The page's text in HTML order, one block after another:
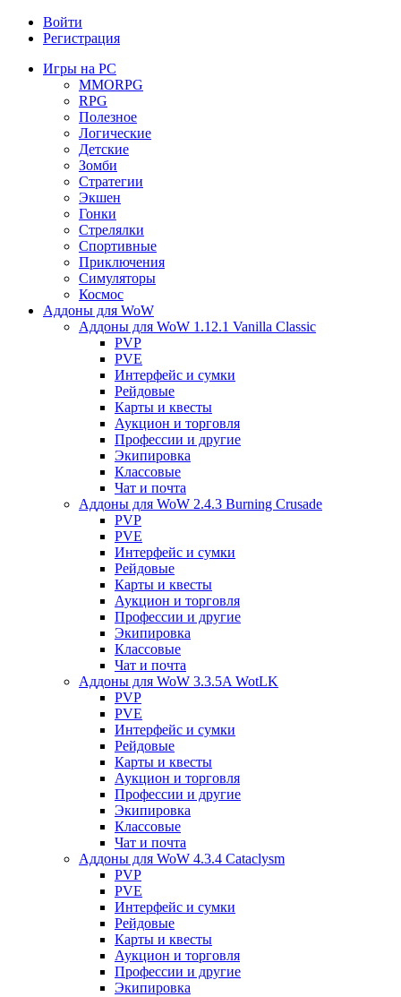
Войти
Регистрация
Игры на PC
MMORPG
RPG
Полезное
Логические
Детские
Зомби
Стратегии
Экшен
Гонки
Стрелялки
Спортивные
Приключения
Симуляторы
Космос
Аддоны для WoW
Аддоны для WoW 1.12.1 Vanilla Classic
PVP
PVE
Интерфейс и сумки
Рейдовые
Карты и квесты
Аукцион и торговля
Профессии и другие
Экипировка
Классовые
Чат и почта
Аддоны для WoW 2.4.3 Burning Crusade
PVP
PVE
Интерфейс и сумки
Рейдовые
Карты и квесты
Аукцион и торговля
Профессии и другие
Экипировка
Классовые
Чат и почта
Аддоны для WoW 3.3.5A WotLK
PVP
PVE
Интерфейс и сумки
Рейдовые
Карты и квесты
Аукцион и торговля
Профессии и другие
Экипировка
Классовые
Чат и почта
Аддоны для WoW 4.3.4 Cataclysm
PVP
PVE
Интерфейс и сумки
Рейдовые
Карты и квесты
Аукцион и торговля
Профессии и другие
Экипировка